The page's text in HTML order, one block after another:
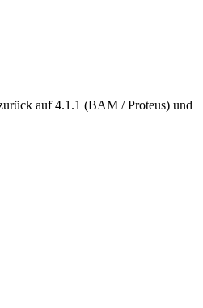
auf 4.1.1 (BAM / Proteus) und